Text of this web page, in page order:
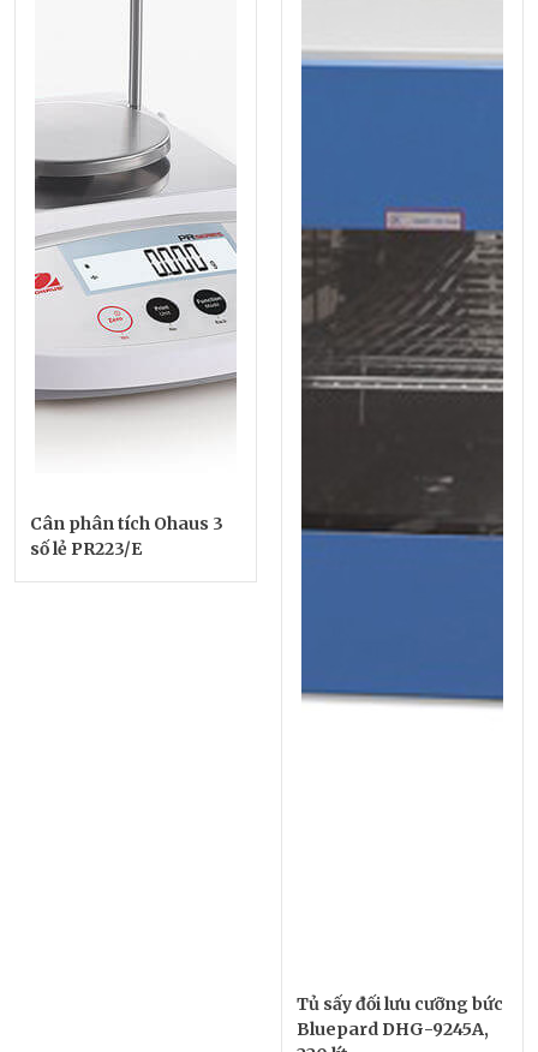
Cân phân tích Ohaus 3
số lẻ PR223/E
Tủ sấy đối lưu cưỡng bức
Bluepard DHG-9245A,